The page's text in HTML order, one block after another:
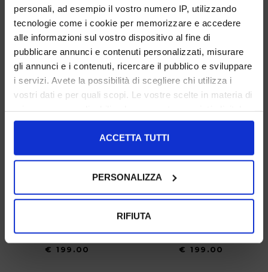
personali, ad esempio il vostro numero IP, utilizzando
tecnologie come i cookie per memorizzare e accedere
alle informazioni sul vostro dispositivo al fine di
pubblicare annunci e contenuti personalizzati, misurare
gli annunci e i contenuti, ricercare il pubblico e sviluppare
i servizi. Avete la possibilità di scegliere chi utilizza i
vostri dati e per quali scopi. Le vostre scelte in materia di
in cui avete effettuato le vostre scelte. È possibile
modificare o revocare il proprio consenso in qualsiasi
momento dalla Dichiarazione sui cookie o facendo clic
Con il tuo consenso, vorremmo anche:
raccogliere informazioni sulla tua posizione
Identificare il tuo dispositivo, scansionandolo
ACCETTA TUTTI
PERSONALIZZA
RIFIUTA
€ 199.00 € 199.00